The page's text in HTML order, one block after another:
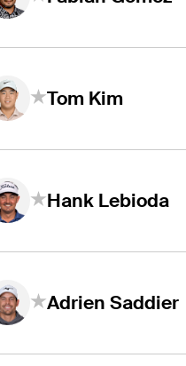
Tom Kim
Hank Lebioda
Adrien Saddier